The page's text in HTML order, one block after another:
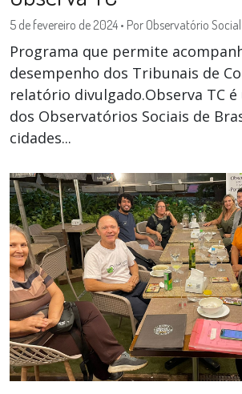
5 de fevereiro de 2024 • Por Observatório
Programa que permite
desempenho dos Tribunais de
relatório divulgado.Observa TC
dos Observatórios Sociais de
cidades...